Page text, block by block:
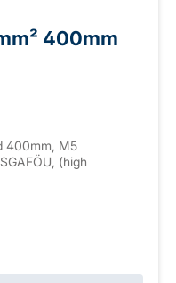
400mm
400mm, M5
(high